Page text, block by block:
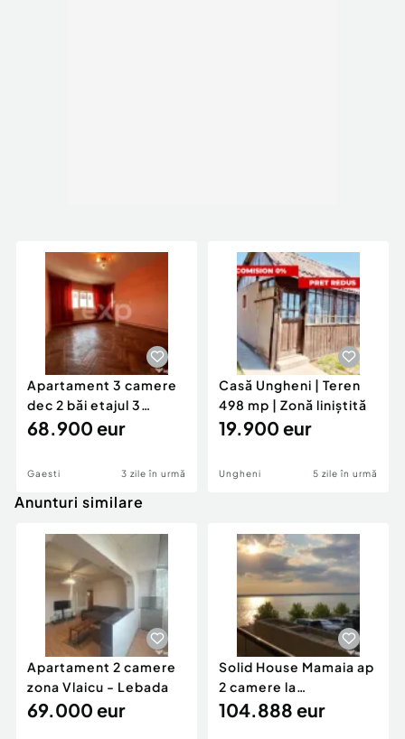
Apartament 3 camere
dec 2 băi etajul 3
central Gaesti
68.900 eur
Gaesti 3 zile în urmă
Casă Ungheni | Teren
498 mp | Zonă liniștită
19.900 eur
Ungheni 5 zile în urmă
Anunturi similare
Apartament 2 camere
zona Vlaicu - Lebada
69.000 eur
Solid House Mamaia ap
2 camere la
cheie,langa Mega
104.888 eur